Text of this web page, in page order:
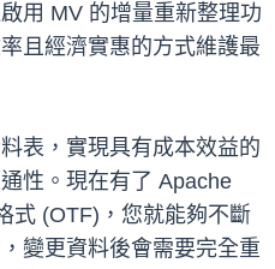
用 MV 的增量重新整理功
且經濟實惠的方式維護最
表，實現具有成本效益的
性。現在有了 Apache
式 (OTF)，您就能夠不斷
變更資料後會需要完全重